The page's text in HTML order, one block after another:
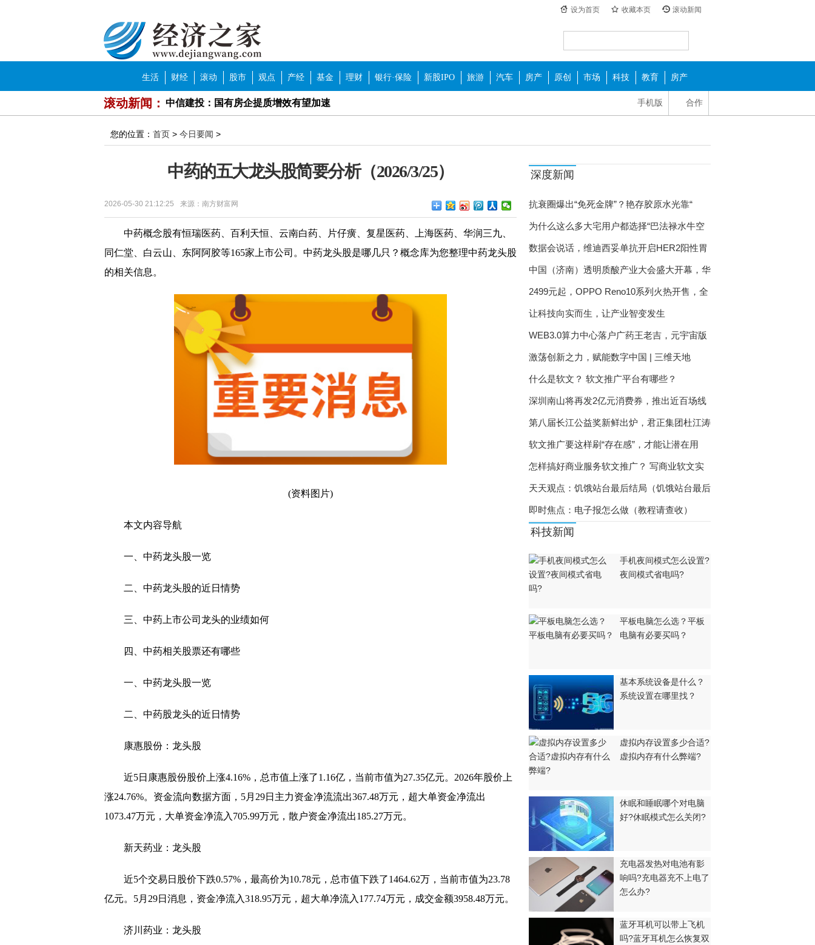
设为首页 收藏本页 滚动新闻
生活 财经 滚动 股市 观点 产经 基金 理财 银行·保险 新股IPO 旅游 汽车 房产 原创 市场 科技 教育 房产
滚动新闻： 中信建投：国有房企提质增效有望加速
中泰证券：头部房企竞争格局优化
2023年濮阳市濮上家肴“年货美食节”开幕
济南市中区就业形势持续保持稳定 举办线上线下招聘180场
婚俗改革试验区成效明显 涌现一些创新做法
肉鸡企业收入回暖 各地龙头企业有扩产计划
种植牙指导价落地 市场有望形成规模效应
药品网络销售监管新规今年施行 处方药实行实名制
当临期店不再“临期” 尾货竞争空间正在收缩
新冠疫苗市场上演“升级战” 研发竞速赛火热
种植牙或告别“暴利时代” 规范口腔种植收费方式
三季度生猪价格或有回落 养殖端扭亏为盈
小麦价格走低 头部企业上调产品出厂价
6月新增人民币贷款2.81万亿元 信贷、社融大幅冲高
河北精准开拓就业资源 支持引导灵活就业
岳阳今年“腾编”1384个招才引贤 严格用编审批
山东齐河推出首批驿站式人才公寓 助力招才引智工作开展
引人才稳就业 西安打造“青年人才就业创业蓄水池”
《西安就业促进实施方案》出台 稳步推进失业保险扩围
陕西省供销事业高质量发展 解决企业问题寻求破局之道
陕西自然资源厅开展安全宣传咨询日活动 接受群众咨询178人
陕西林业局研究部署高质量推进项目建设 提高资金使用效率
合作
手机版
您的位置： 首页 > 今日要闻 >
中药的五大龙头股简要分析（2026/3/25）
2026-05-30 21:12:25 来源：南方财富网
中药概念股有恒瑞医药、百利天恒、云南白药、片仔癀、复星医药、上海医药、华润三九、
同仁堂、白云山、东阿阿胶等165家上市公司。中药龙头股是哪几只？概念库为您整理中药龙头股
的相关信息。
(资料图片)
本文内容导航
一、中药龙头股一览
二、中药龙头股的近日情势
三、中药上市公司龙头的业绩如何
四、中药相关股票还有哪些
一、中药龙头股一览
二、中药股龙头的近日情势
康惠股份：龙头股
近5日康惠股份股价上涨4.16%，总市值上涨了1.16亿，当前市值为27.35亿元。2026年股价上
涨24.76%。资金流向数据方面，5月29日主力资金净流流出367.48万元，超大单资金净流出
1073.47万元，大单资金净流入705.99万元，散户资金净流出185.27万元。
新天药业：龙头股
近5个交易日股价下跌0.57%，最高价为10.78元，总市值下跌了1464.62万，当前市值为23.78
亿元。5月29日消息，资金净流入318.95万元，超大单净流入177.74万元，成交金额3958.48万元。
济川药业：龙头股
深度新闻
抗衰圈爆出“免死金牌”？艳存胶原水光靠“
为什么这么多大宅用户都选择“巴法禄水牛空
数据会说话，维迪西妥单抗开启HER2阳性胃
癌
中国（济南）透明质酸产业大会盛大开幕，华
2499元起，OPPO Reno10系列火热开售，全
系
让科技向实而生，让产业智变发生
WEB3.0算力中心落户广药王老吉，元宇宙版
图
激荡创新之力，赋能数字中国 | 三维天地
什么是软文？ 软文推广平台有哪些？
深圳南山将再发2亿元消费券，推出近百场线
第八届长江公益奖新鲜出炉，君正集团杜江涛
软文推广要这样刷“存在感”，才能让潜在用
怎样搞好商业服务软文推广？ 写商业软文实
天天观点：饥饿站台最后结局（饥饿站台最后
即时焦点：电子报怎么做（教程请查收）
科技新闻
手机夜间模式怎么设置?
夜间模式省电吗?
平板电脑怎么选？平板
电脑有必要买吗？
基本系统设备是什么？
系统设置在哪里找？
虚拟内存设置多少合适?
虚拟内存有什么弊端?
休眠和睡眠哪个对电脑
好?休眠模式怎么关闭?
充电器发热对电池有影
响吗?充电器充不上电了
怎么办?
蓝牙耳机可以带上飞机
吗?蓝牙耳机怎么恢复双